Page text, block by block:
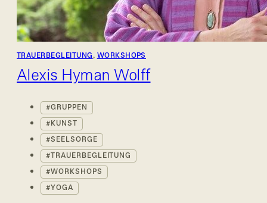
TRAUERBEGLEITUNG, WORKSHOPS
Alexis Hyman Wolff
GRUPPEN
KUNST
SEELSORGE
TRAUERBEGLEITUNG
WORKSHOPS
YOGA